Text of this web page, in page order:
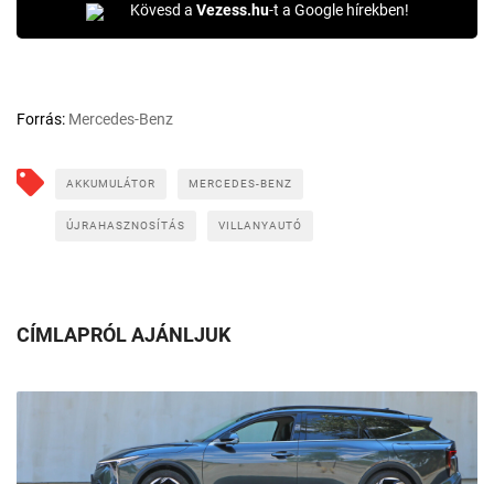
Kövesd a Vezess.hu-t a Google hírekben!
Forrás: Mercedes-Benz
AKKUMULÁTOR MERCEDES-BENZ
ÚJRAHASZNOSÍTÁS VILLANYAUTÓ
CÍMLAPRÓL AJÁNLJUK